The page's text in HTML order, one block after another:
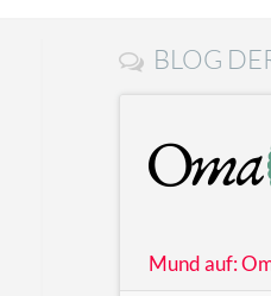
BLOG
Mund auf: